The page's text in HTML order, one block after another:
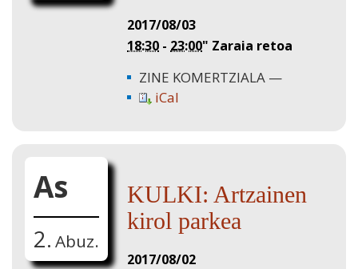
2017/08/03
18:30 - 23:00" Zaraia retoa
ZINE KOMERTZIALA
iCal
As
2. Abuz.
KULKI: Artzainen
kirol parkea
2017/08/02